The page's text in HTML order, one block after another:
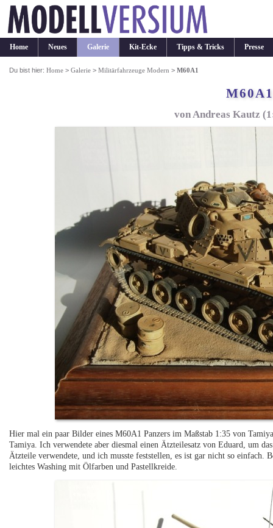
Home Neues Galerie Kit-Ecke Tipps & Tricks Presse
Du bist hier:Home >Galerie >Militärfahrzeuge Modern >M60A1
M60A1
von Andreas Kautz
Hier mal ein paar Bilder eines M60A1 Panzers im Maßstab 1:35 von
Tamiya. Ich verwendete aber diesmal einen Ätzteilesatz von Eduard, um
Ätzteile verwendete, und ich musste feststellen, es ist gar nicht so einfach.
leichtes Washing mit Ölfarben und Pastellkreide.